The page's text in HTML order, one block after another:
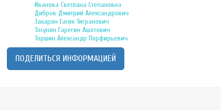
Иванова Светлана Степановна
Дибров Дмитрий Александрович
Закарян Гагик Тигранович
Тосунян Гарегин Ашотович
Торшин Александр Порфирьевич
ПОДЕЛИТЬСЯ ИНФОРМАЦИЕЙ